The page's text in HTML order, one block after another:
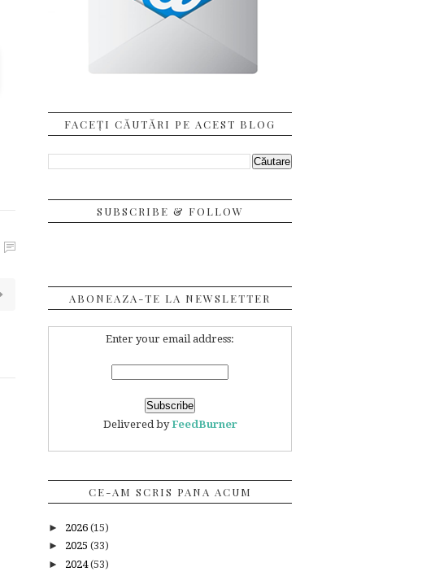
FACEȚI CĂUTĂRI PE ACEST BLOG
SUBSCRIBE & FOLLOW
ABONEAZA-TE LA NEWSLETTER
Enter your email address:
Delivered byFeedBurner
CE-AM SCRIS PANA ACUM
► 2026 (15)
► 2025 (33)
► 2024(53)